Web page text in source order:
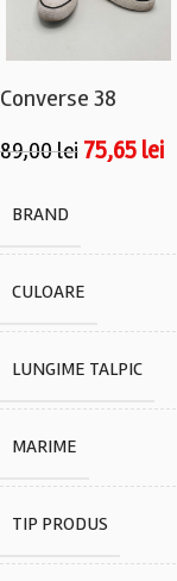
Converse 38
89,00lei 75,65 lei
BRAND
CULOARE
LUNGIME TALPIC
MARIME
TIP PRODUS